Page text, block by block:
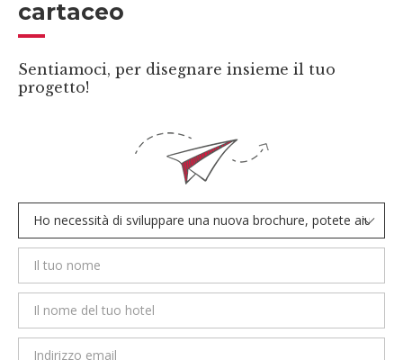
cartaceo
Sentiamoci, per disegnare insieme il tuo
progetto!